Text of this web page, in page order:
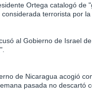
Ortega catalogó de
terrorista por
al Gobierno de Israel
de Nicaragua acogió
pasada no descartó